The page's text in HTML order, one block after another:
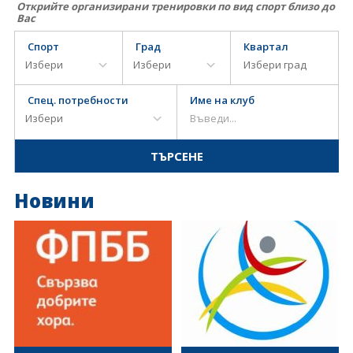
Открийте организирани тренировки по вид спорт близо до
Вас
Спорт
Град Квартал
Спец. потребности Име на клуб
Новини